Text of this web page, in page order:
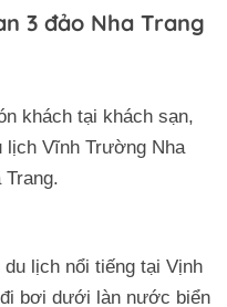
3 đảo Nha Trang
khách tại khách sạn,
lịch Vĩnh Trường Nha
Trang.
du lịch nổi tiếng tại Vịnh
bơi dưới làn nước biển